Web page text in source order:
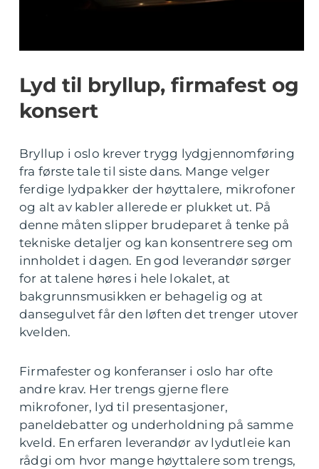
Lyd til bryllup, firmafest og
konsert
Bryllup i oslo krever trygg lydgjennomføring
fra første tale til siste dans. Mange velger
ferdige lydpakker der høyttalere, mikrofoner
og alt av kabler allerede er plukket ut. På
denne måten slipper brudeparet å tenke på
tekniske detaljer og kan konsentrere seg om
innholdet i dagen. En god leverandør sørger
for at talene høres i hele lokalet, at
bakgrunnsmusikken er behagelig og at
dansegulvet får den løften det trenger utover
kvelden.
Firmafester og konferanser i oslo har ofte
andre krav. Her trengs gjerne flere
mikrofoner, lyd til presentasjoner,
paneldebatter og underholdning på samme
kveld. En erfaren leverandør av lydutleie kan
rådgi om hvor mange høyttalere som trengs,